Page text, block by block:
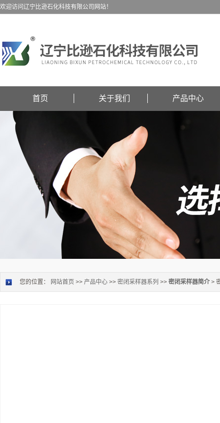
欢迎访问辽宁比逊石化科技有限公司网站！
首页 关于我们 产品中心
您的位置： 网站首页 >> 产品中心 >> 密闭采样器系列 >> 密闭采样器简介 >